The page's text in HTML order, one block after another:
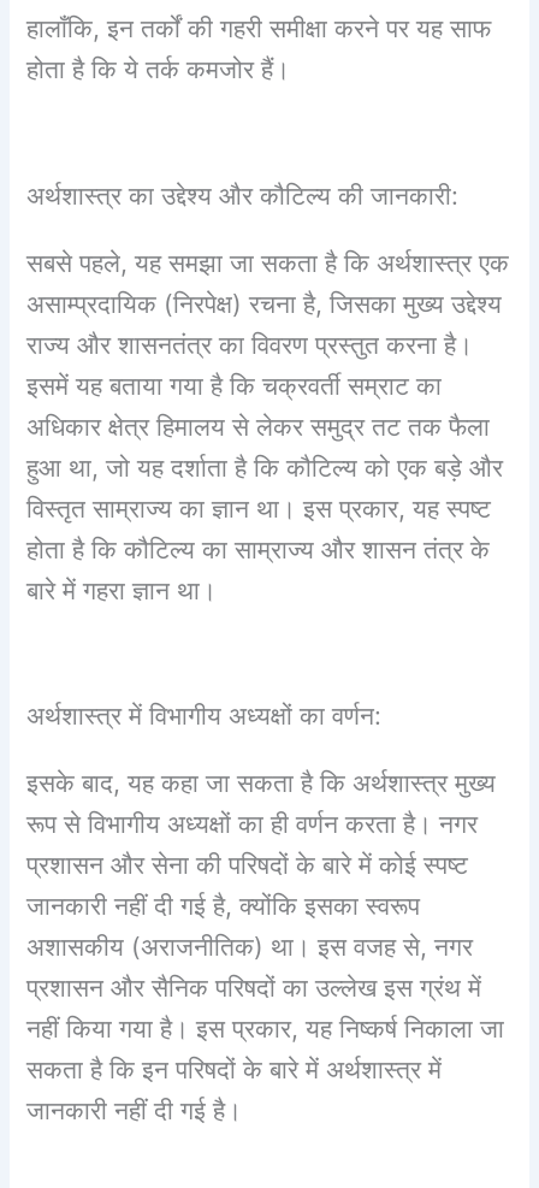
हालाँकि, इन तर्कों की गहरी समीक्षा करने पर यह साफ
होता है कि ये तर्क कमजोर हैं।
अर्थशास्त्र का उद्देश्य और कौटिल्य की जानकारी:
सबसे पहले, यह समझा जा सकता है कि अर्थशास्त्र एक
असाम्प्रदायिक (निरपेक्ष) रचना है, जिसका मुख्य उद्देश्य
राज्य और शासनतंत्र का विवरण प्रस्तुत करना है।
इसमें यह बताया गया है कि चक्रवर्ती सम्राट का
अधिकार क्षेत्र हिमालय से लेकर समुद्र तट तक फैला
हुआ था, जो यह दर्शाता है कि कौटिल्य को एक बड़े और
विस्तृत साम्राज्य का ज्ञान था। इस प्रकार, यह स्पष्ट
होता है कि कौटिल्य का साम्राज्य और शासन तंत्र के
बारे में गहरा ज्ञान था।
अर्थशास्त्र में विभागीय अध्यक्षों का वर्णन:
इसके बाद, यह कहा जा सकता है कि अर्थशास्त्र मुख्य
रूप से विभागीय अध्यक्षों का ही वर्णन करता है। नगर
प्रशासन और सेना की परिषदों के बारे में कोई स्पष्ट
जानकारी नहीं दी गई है, क्योंकि इसका स्वरूप
अशासकीय (अराजनीतिक) था। इस वजह से, नगर
प्रशासन और सैनिक परिषदों का उल्लेख इस ग्रंथ में
नहीं किया गया है। इस प्रकार, यह निष्कर्ष निकाला जा
सकता है कि इन परिषदों के बारे में अर्थशास्त्र में
जानकारी नहीं दी गई है।